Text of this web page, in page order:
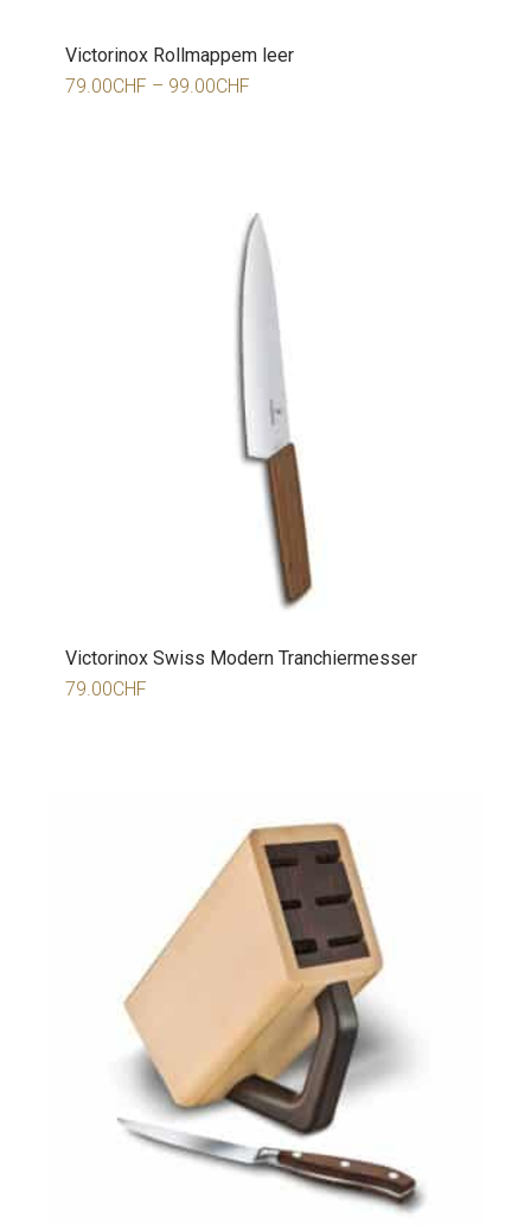
Victorinox Rollmappem leer
79.00CHF – 99.00CHF
Victorinox Swiss Modern Tranchiermesser
79.00CHF